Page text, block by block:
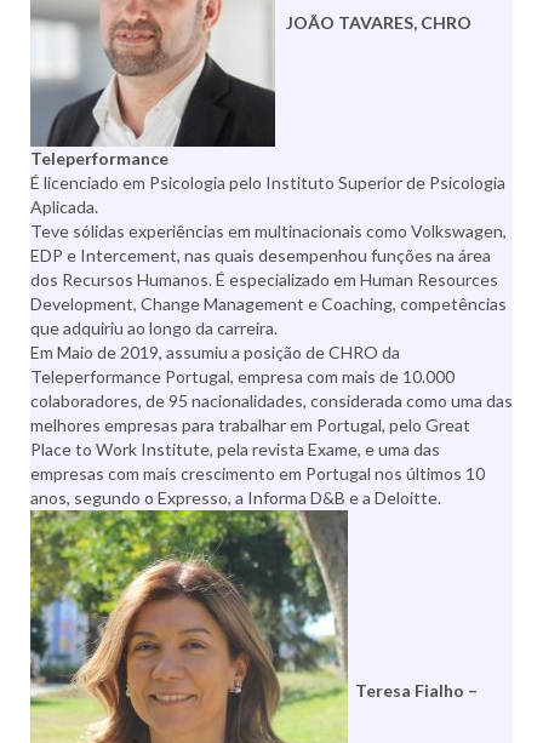
JOÃO TAVARES, CHRO
Teleperformance
É licenciado em Psicologia pelo Instituto Superior de Psicologia
Aplicada.
Teve sólidas experiências em multinacionais como Volkswagen,
EDP e Intercement, nas quais desempenhou funções na área
dos Recursos Humanos. É especializado em Human Resources
Development, Change Management e Coaching, competências
que adquiriu ao longo da carreira.
Em Maio de 2019, assumiu a posição de CHRO da
Teleperformance Portugal, empresa com mais de 10.000
colaboradores, de 95 nacionalidades, considerada como uma das
melhores empresas para trabalhar em Portugal, pelo Great
Place to Work Institute, pela revista Exame, e uma das
empresas com mais crescimento em Portugal nos últimos 10
anos, segundo o Expresso, a Informa D&B e a Deloitte.
Teresa Fialho –